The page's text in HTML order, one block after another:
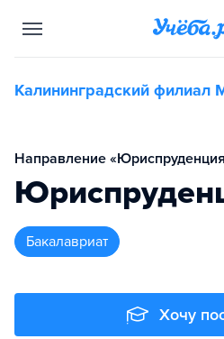
Калининградский
Направление
бакалавриат
Хочу